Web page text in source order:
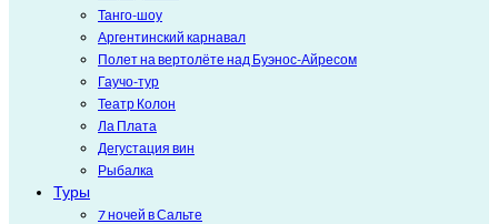
Танго-шоу
Аргентинский карнавал
Полет на вертолёте над Буэнос-Айресом
Гаучо-тур
Театр Колон
Ла Плата
Дегустация вин
Рыбалка
Туры
7 ночей в Сальте